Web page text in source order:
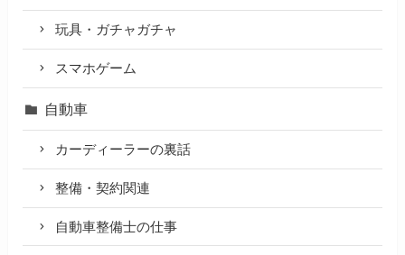
玩具・ガチャガチャ
スマホゲーム
自動車
カーディーラーの裏話
整備・契約関連
自動車整備士の仕事